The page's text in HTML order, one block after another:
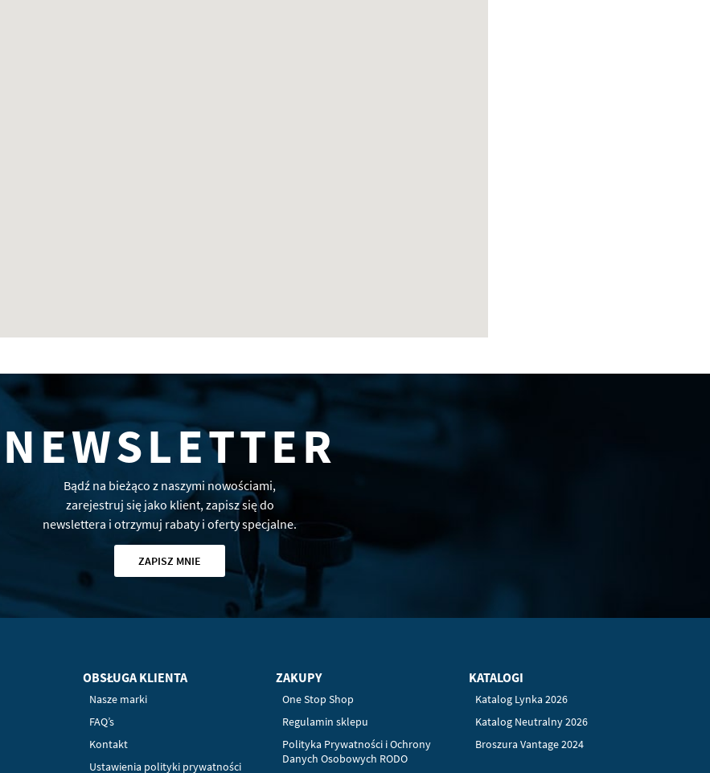
NEWSLETTER
Bądź na bieżąco z naszymi nowościami,
zarejestruj się jako klient, zapisz się do
newslettera i otrzymuj rabaty i oferty specjalne.
ZAPISZ MNIE
OBSŁUGA KLIENTA
Nasze marki
FAQ’s
Kontakt
Ustawienia polityki prywatności
ZAKUPY
One Stop Shop
Regulamin sklepu
Polityka Prywatności i Ochrony
Danych Osobowych RODO
KATALOGI
Katalog Lynka 2026
Katalog Neutralny 2026
Broszura Vantage 2024